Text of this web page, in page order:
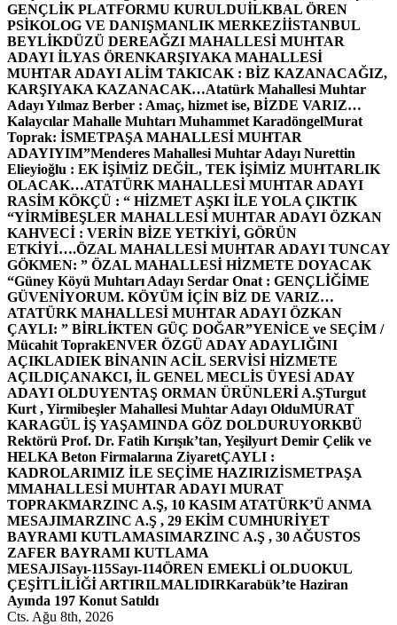
GENÇLİK PLATFORMU KURULDUİLKBAL ÖREN
PSİKOLOG VE DANIŞMANLIK MERKEZİİSTANBUL
BEYLİKDÜZÜ DEREAĞZI MAHALLESİ MUHTAR
ADAYI İLYAS ÖRENKARŞIYAKA MAHALLESİ
MUHTAR ADAYI ALİM TAKICAK : BİZ KAZANACAĞIZ,
KARŞIYAKA KAZANACAK…Atatürk Mahallesi Muhtar
Adayı Yılmaz Berber : Amaç, hizmet ise, BİZDE VARIZ…
Kalaycılar Mahalle Muhtarı Muhammet KaradöngelMurat
Toprak: İSMETPAŞA MAHALLESİ MUHTAR
ADAYIYIM”Menderes Mahallesi Muhtar Adayı Nurettin
Elieyioğlu : EK İŞİMİZ DEĞİL, TEK İŞİMİZ MUHTARLIK
OLACAK…ATATÜRK MAHALLESİ MUHTAR ADAYI
RASİM KÖKÇÜ : “ HİZMET AŞKI İLE YOLA ÇIKTIK
“YİRMİBEŞLER MAHALLESİ MUHTAR ADAYI ÖZKAN
KAHVECİ : VERİN BİZE YETKİYİ, GÖRÜN
ETKİYİ….ÖZAL MAHALLESİ MUHTAR ADAYI TUNCAY
GÖKMEN: ” ÖZAL MAHALLESİ HİZMETE DOYACAK
“Güney Köyü Muhtarı Adayı Serdar Onat : GENÇLİĞİME
GÜVENİYORUM. KÖYÜM İÇİN BİZ DE VARIZ…
ATATÜRK MAHALLESİ MUHTAR ADAYI ÖZKAN
ÇAYLI: ” BİRLİKTEN GÜÇ DOĞAR”YENİCE ve SEÇİM /
Mücahit ToprakENVER ÖZGÜ ADAY ADAYLIĞINI
AÇIKLADIEK BİNANIN ACİL SERVİSİ HİZMETE
AÇILDIÇANAKCI, İL GENEL MECLİS ÜYESİ ADAY
ADAYI OLDUYENTAŞ ORMAN ÜRÜNLERİ A.ŞTurgut
Kurt , Yirmibeşler Mahallesi Muhtar Adayı OlduMURAT
KARAGÜL İŞ YAŞAMINDA GÖZ DOLDURUYORKBÜ
Rektörü Prof. Dr. Fatih Kırışık’tan, Yeşilyurt Demir Çelik ve
HELKA Beton Firmalarına ZiyaretÇAYLI :
KADROLARIMIZ İLE SEÇİME HAZIRIZİSMETPAŞA
MMAHALLESİ MUHTAR ADAYI MURAT
TOPRAKMARZINC A.Ş, 10 KASIM ATATÜRK’Ü ANMA
MESAJIMARZINC A.Ş , 29 EKİM CUMHURİYET
BAYRAMI KUTLAMASIMARZINC A.Ş , 30 AĞUSTOS
ZAFER BAYRAMI KUTLAMA
MESAJISayı-115Sayı-114ÖREN EMEKLİ OLDUOKUL
ÇEŞİTLİLİĞİ ARTIRILMALIDIRKarabük’te Haziran
Ayında 197 Konut Satıldı
Cts. Ağu 8th, 2026